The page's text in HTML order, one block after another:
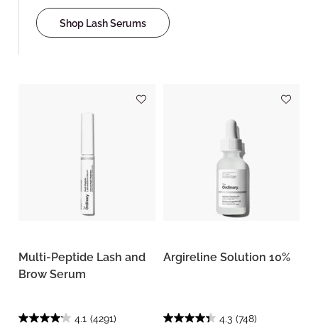
Shop Lash Serums
Multi-Peptide Lash and
Brow Serum
4.1 (4291)
Argireline Solution 10%
4.3 (748)